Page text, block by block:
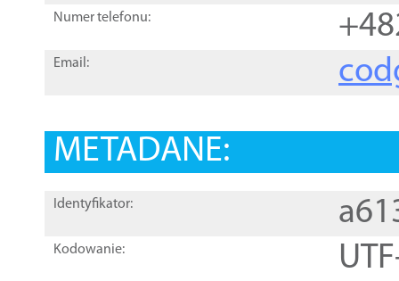
Numer telefonu:
Email:
METADANE:
Identyfikator:
Kodowanie: